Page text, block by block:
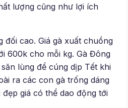
lượng cũng như lợi ích
đối cao. Giá gà xuất chuồng
600k cho mỗi kg. Gà Đông
lùng để cúng dịp Tết khi
ra các con gà trống dáng
giá có thể dao động tới